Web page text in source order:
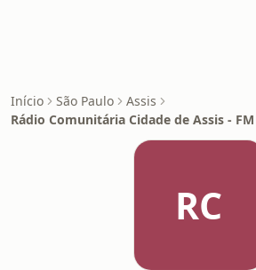
Início São Paulo
Assis
Rádio Comunitária Cidade de Assis -
RC